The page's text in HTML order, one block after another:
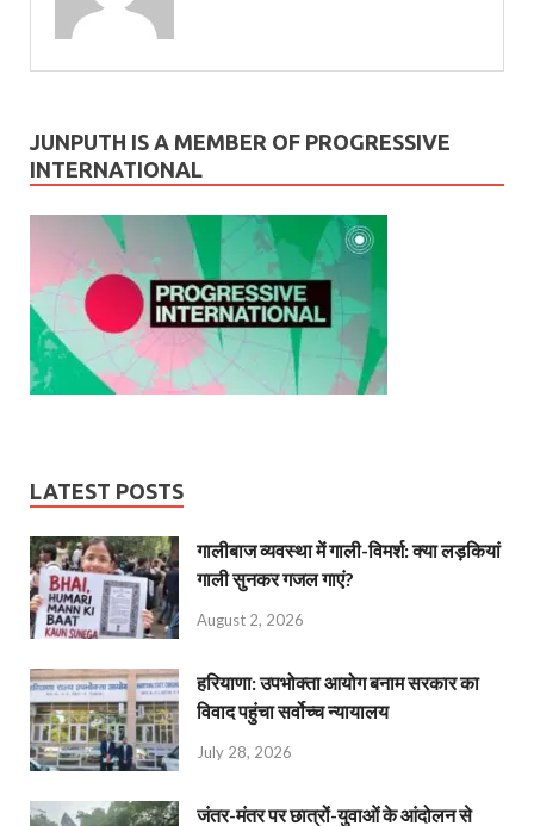
JUNPUTH IS A MEMBER OF PROGRESSIVE
INTERNATIONAL
LATEST POSTS
गालीबाज व्‍यवस्‍था में गाली-विमर्श: क्या लड़कियां
गाली सुनकर गजल गाएं?
August 2, 2026
हरियाणा: उपभोक्ता आयोग बनाम सरकार का
विवाद पहुंचा सर्वोच्च न्यायालय
July 28, 2026
जंतर-मंतर पर छात्रों-युवाओं के आंदोलन से